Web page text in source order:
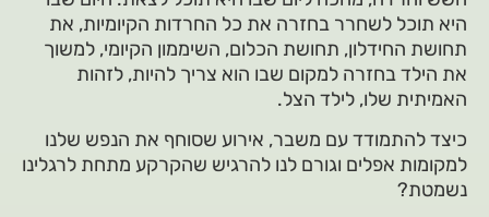
היא תוכל לשחרר בחזרה את כל החרדות הקיומיות, את
תחושת החידלון, תחושת הכלום, השיממון הקיומי, למשוך
את הילד בחזרה למקום שבו הוא צריך להיות, לזהות
האמיתית שלו, לילד הצל.
כיצד להתמודד עם משבר, אירוע שסוחף את הנפש שלנו
למקומות אפלים וגורם לנו להרגיש שהקרקע מתחת לרגלינו
נשמטת?